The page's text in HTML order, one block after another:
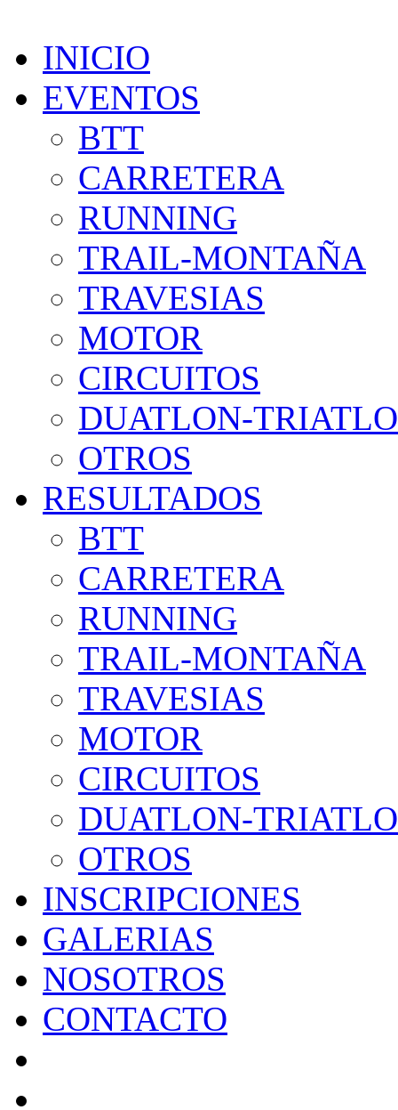
INICIO
EVENTOS
BTT
CARRETERA
RUNNING
TRAIL-MONTAÑA
TRAVESIAS
MOTOR
CIRCUITOS
DUATLON-
OTROS
RESULTADOS
BTT
CARRETERA
RUNNING
TRAIL-MONTAÑA
TRAVESIAS
MOTOR
CIRCUITOS
DUATLON-
OTROS
INSCRIPCIONES
GALERIAS
NOSOTROS
CONTACTO